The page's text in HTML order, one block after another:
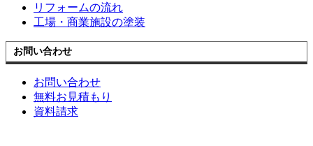
リフォームの流れ
工場・商業施設の塗装
お問い合わせ
お問い合わせ
無料お見積もり
資料請求